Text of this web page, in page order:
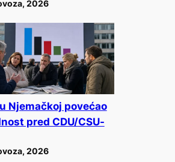
2026
Njemačkoj povećao
pred CDU/CSU-
2026